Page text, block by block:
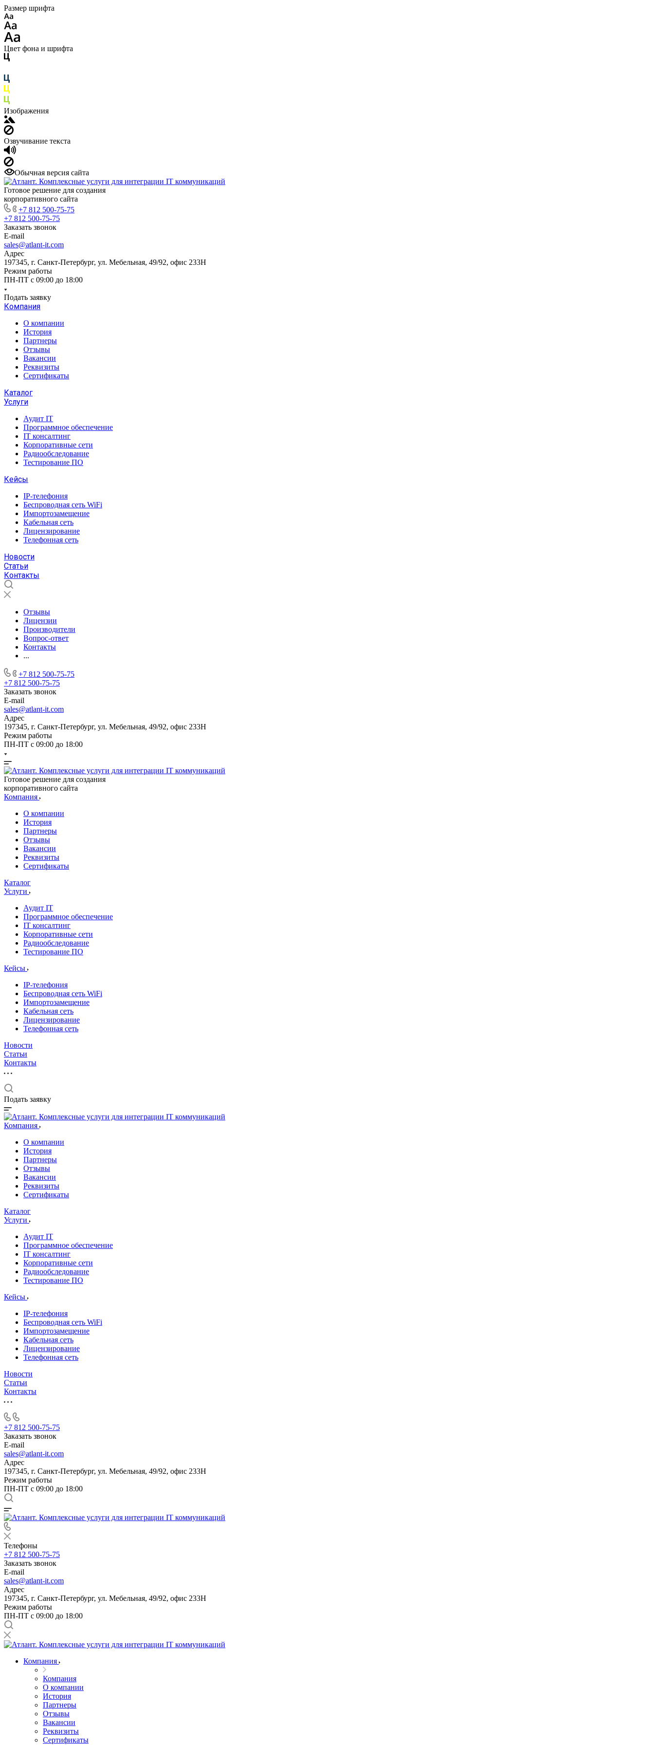
Размер шрифта
Цвет фона и шрифта
Изображения
Озвучивание текста
Обычная версия сайта
Готовое решение для создания
корпоративного сайта
+7 812 500-75-75
+7 812 500-75-75
Заказать звонок
E-mail
sales@atlant-it.com
Адрес
197345, г. Санкт-Петербург, ул. Мебельная, 49/92, офис 233Н
Режим работы
ПН-ПТ с 09:00 до 18:00
Подать заявку
Компания
О компании
История
Партнеры
Отзывы
Вакансии
Реквизиты
Сертификаты
Каталог
Услуги
Аудит IT
Программное обеспечение
IT консалтинг
Корпоративные сети
Радиообследование
Тестирование ПО
Кейсы
IP-телефония
Беспроводная сеть WiFi
Импортозамещение
Кабельная сеть
Лицензирование
Телефонная сеть
Новости
Статьи
Контакты
Отзывы
Лицензии
Производители
Вопрос-ответ
Контакты
...
+7 812 500-75-75
+7 812 500-75-75
Заказать звонок
E-mail
sales@atlant-it.com
Адрес
197345, г. Санкт-Петербург, ул. Мебельная, 49/92, офис 233Н
Режим работы
ПН-ПТ с 09:00 до 18:00
Готовое решение для создания
корпоративного сайта
Компания
О компании
История
Партнеры
Отзывы
Вакансии
Реквизиты
Сертификаты
Каталог
Услуги
Аудит IT
Программное обеспечение
IT консалтинг
Корпоративные сети
Радиообследование
Тестирование ПО
Кейсы
IP-телефония
Беспроводная сеть WiFi
Импортозамещение
Кабельная сеть
Лицензирование
Телефонная сеть
Новости
Статьи
Контакты
Подать заявку
Компания
О компании
История
Партнеры
Отзывы
Вакансии
Реквизиты
Сертификаты
Каталог
Услуги
Аудит IT
Программное обеспечение
IT консалтинг
Корпоративные сети
Радиообследование
Тестирование ПО
Кейсы
IP-телефония
Беспроводная сеть WiFi
Импортозамещение
Кабельная сеть
Лицензирование
Телефонная сеть
Новости
Статьи
Контакты
+7 812 500-75-75
Заказать звонок
E-mail
sales@atlant-it.com
Адрес
197345, г. Санкт-Петербург, ул. Мебельная, 49/92, офис 233Н
Режим работы
ПН-ПТ с 09:00 до 18:00
Телефоны
+7 812 500-75-75
Заказать звонок
E-mail
sales@atlant-it.com
Адрес
197345, г. Санкт-Петербург, ул. Мебельная, 49/92, офис 233Н
Режим работы
ПН-ПТ с 09:00 до 18:00
Компания
Компания
О компании
История
Партнеры
Отзывы
Вакансии
Реквизиты
Сертификаты